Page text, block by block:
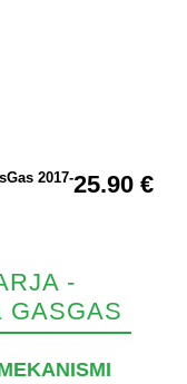
25.90 €
2017-
-
GASGAS